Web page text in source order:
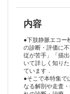
1）検査に臨む
（広川雅之）
2）超音波検査の
（吉岡明治）
特集とあわせて
『2025年改訂版
関するガイドラ
（山田典一）
Editorial―今月の
内容
●下肢静脈エコー
の診断・評価に
従が苦手」「描
いて詳しく知り
ています．
●そこで本特集で
なる解剖や走査